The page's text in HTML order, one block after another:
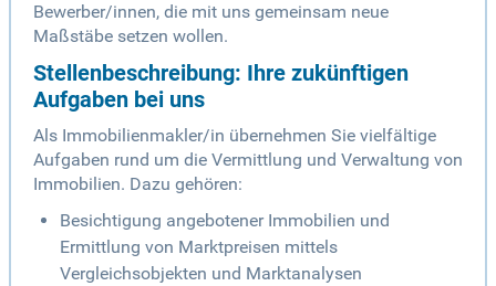
Bewerber/innen, die mit uns gemeinsam neue
Maßstäbe setzen wollen.
Stellenbeschreibung: Ihre zukünftigen
Aufgaben bei uns
Als Immobilienmakler/in übernehmen Sie vielfältige
Aufgaben rund um die Vermittlung und Verwaltung von
Immobilien. Dazu gehören:
Besichtigung angebotener Immobilien und
Ermittlung von Marktpreisen mittels
Vergleichsobjekten und Marktanalysen